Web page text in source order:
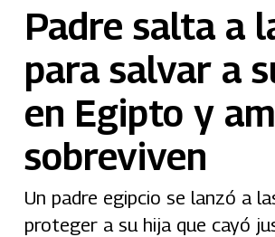
Padre salta a
para salvar a
en Egipto y
sobreviven
Un padre egipcio se lanzó a
proteger a su hija que cayó